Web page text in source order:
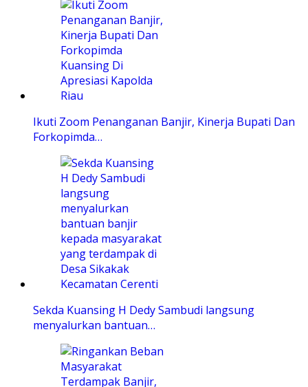
Ikuti Zoom Penanganan Banjir, Kinerja Bupati Dan
Forkopimda…
Sekda Kuansing H Dedy Sambudi langsung
menyalurkan bantuan…